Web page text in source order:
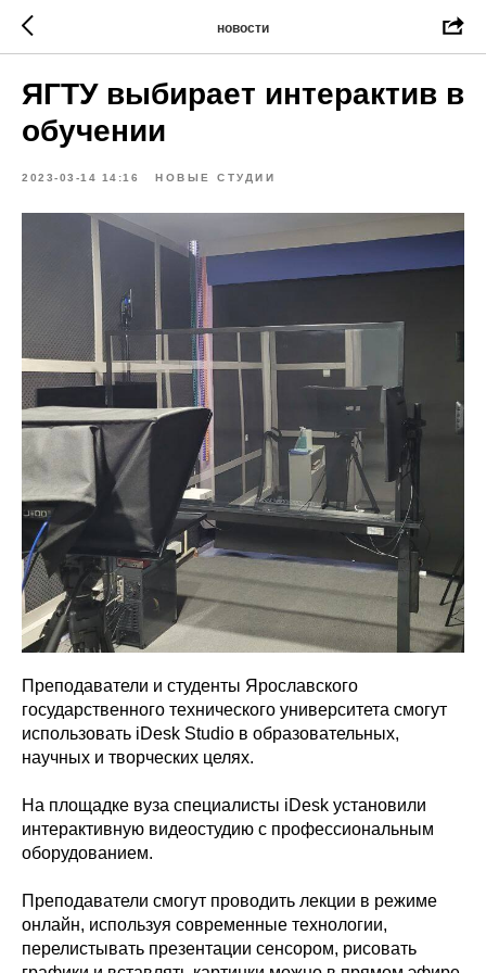
новости
ЯГТУ выбирает интерактив в
обучении
2023-03-14 14:16 НОВЫЕ СТУДИИ
Преподаватели и студенты Ярославского
государственного технического университета смогут
использовать iDesk Studio в образовательных,
научных и творческих целях.
На площадке вуза специалисты iDesk установили
интерактивную видеостудию с профессиональным
оборудованием.
Преподаватели смогут проводить лекции в режиме
онлайн, используя современные технологии,
перелистывать презентации сенсором, рисовать